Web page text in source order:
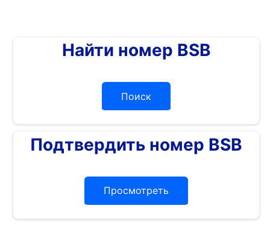
Найти номер BSB
Поиск
Подтвердить номер BSB
Просмотреть